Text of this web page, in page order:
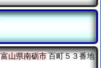
富山県南砺市百町５３番地